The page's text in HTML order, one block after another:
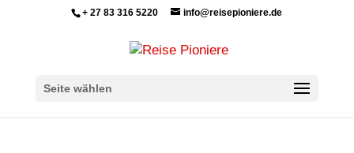
+ 27 83 316 5220 info@reisepioniere.de
Seite wählen